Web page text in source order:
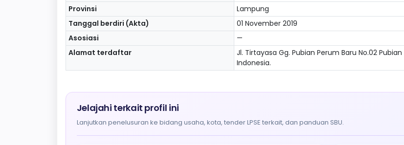
Provinsi
Lampung
Tanggal berdiri (Akta)
01 November 2019
Asosiasi
—
Alamat terdaftar
Jl. Tirtayasa Gg. Pubian Perum Baru No.02 Pubian
Indonesia.
Jelajahi terkait profil ini
Lanjutkan penelusuran ke bidang usaha, kota, tender LPSE terkait, dan panduan SBU.